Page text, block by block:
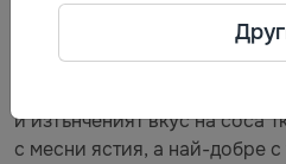
Грузинският сос Ткемали
100% натурален и
от отбрани сортове сливи
и изтънченият вкус на соса
с месни ястия, а най-добре